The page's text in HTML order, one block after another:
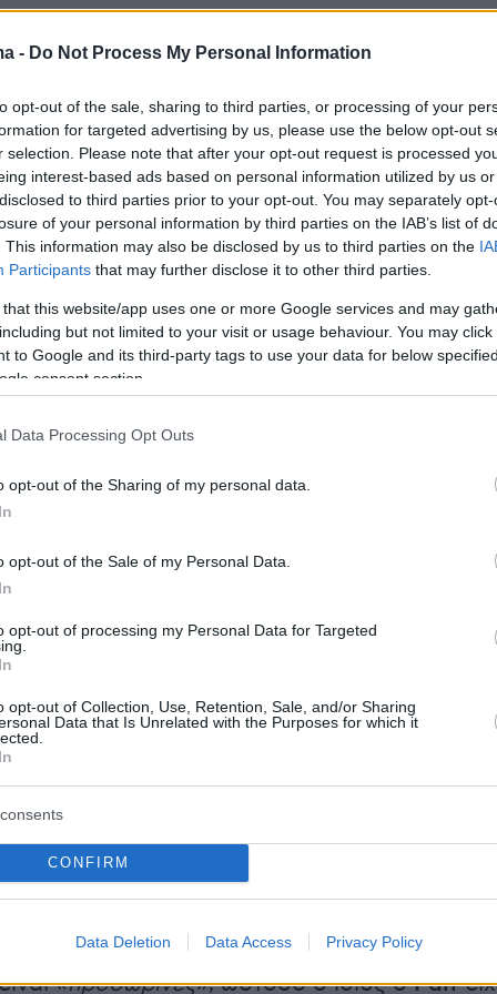
- Do Not Process My Personal Information
opt-out of the sale, sharing to third parties, or processing of your
for targeted advertising by us, please use the below opt-out
selection. Please note that after your opt-out request is processed
interest-based ads based on personal information utilized by us
to third parties prior to your opt-out. You may separately
of your personal information by third parties on the IAB’s list of
This information may also be disclosed by us to third parties on the
Participants that may further disclose it to other third parties.
that this website/app uses one or more Google services and may
but not limited to your visit or usage behaviour. You may
to Google and its third-party tags to use your data for below
consent section.
Data Processing Opt Outs
opt-out of the Sharing of my personal data.
opt-out of the Sale of my Personal Data.
opt-out of processing my Personal Data for Targeted
opt-out of Collection, Use, Retention, Sale, and/or Sharing
Data that Is Unrelated with the Purposes for which it
CONFIRM
Data Deletion Data Access Privacy Policy
τηςβενζίνης στις ΗΠΑ διαμορφωνόταν
4,52 δολάρια ανά γαλόνι.
καταναλωτές πληρώνουν σήμερα λίγο
18 σεντςανά γαλόνι σε ομοσπονδιακούς
βενζίνηκαι περίπου24 σεντςγια τοντίζελ
θεωρητικά στα4,34 δολάρια ανά
ανά γαλόνι που ίσχυαν δύο ημέρες πριν από
με το Ιράν από την κυβέρνηση
ότι η περιορισμένη αυτή μείωση
εισοδηματικά στρώματα, τα οποία
από τη μεγάλη αύξηση στις τιμές των
παρατεταμένη αναστολή του φόρου θα
σημαντικές επιπτώσεις στο Highway Trust
και συντήρησης υποδομών στις Ηνωμένες
βασίζεται σε μεγάλο βαθμό στα έσοδα από
έχει υποστηρίξει ότι οι υψηλές τιμές
«προσωρινές», ωστόσο ο ίδιος οΡάιτ